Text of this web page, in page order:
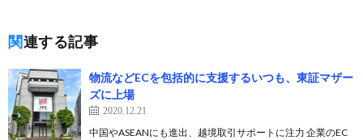
関連する記事
物流などECを包括的に支援するいつも、東証マザー
ズに上場
2020.12.21
中国やASEANにも進出、越境取引サポートに注力 企業のEC